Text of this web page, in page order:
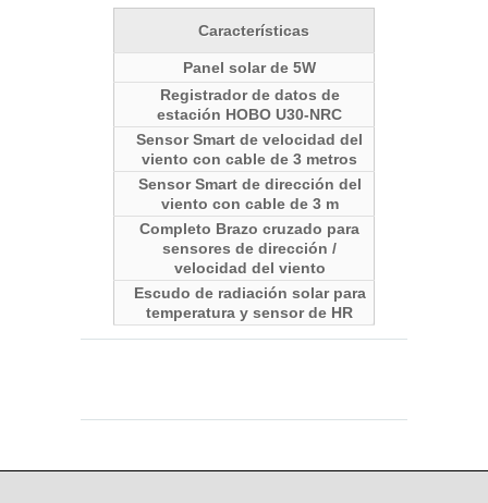
Características
Panel solar de 5W
Registrador de datos de
estación HOBO U30-NRC
Sensor Smart de velocidad del
viento con cable de 3 metros
Sensor Smart de dirección del
viento con cable de 3 m
Completo Brazo cruzado para
sensores de dirección /
velocidad del viento
Escudo de radiación solar para
temperatura y sensor de HR